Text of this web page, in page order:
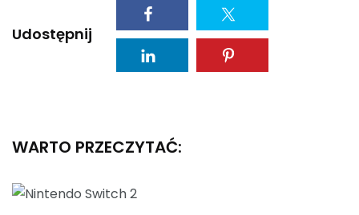
Udostępnij
WARTO PRZECZYTAĆ: